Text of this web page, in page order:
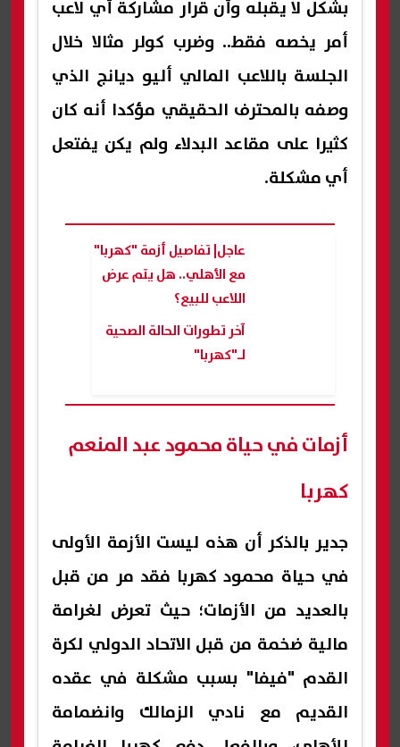
بشكل لا يقبله وأن قرار مشاركة أي لاعب
أمر يخصه فقط.. وضرب كولر مثالا خلال
الجلسة باللاعب المالي أليو ديانج الذي
وصفه بالمحترف الحقيقي مؤكدا أنه كان
كثيرا على مقاعد البدلاء ولم يكن يفتعل
أي مشكلة.
عاجل| تفاصيل أزمة "كهربا"
مع الأهلي.. هل يتم عرض
اللاعب للبيع؟
آخر تطورات الحالة الصحية
لـ"كهربا"
أزمات في حياة محمود عبد المنعم
كهربا
جدير بالذكر أن هذه ليست الأزمة الأولى
في حياة محمود كهربا فقد مر من قبل
بالعديد من الأزمات؛ حيث تعرض لغرامة
مالية ضخمة من قبل الاتحاد الدولي لكرة
القدم "فيفا" بسبب مشكلة في عقده
القديم مع نادي الزمالك وانضمامة